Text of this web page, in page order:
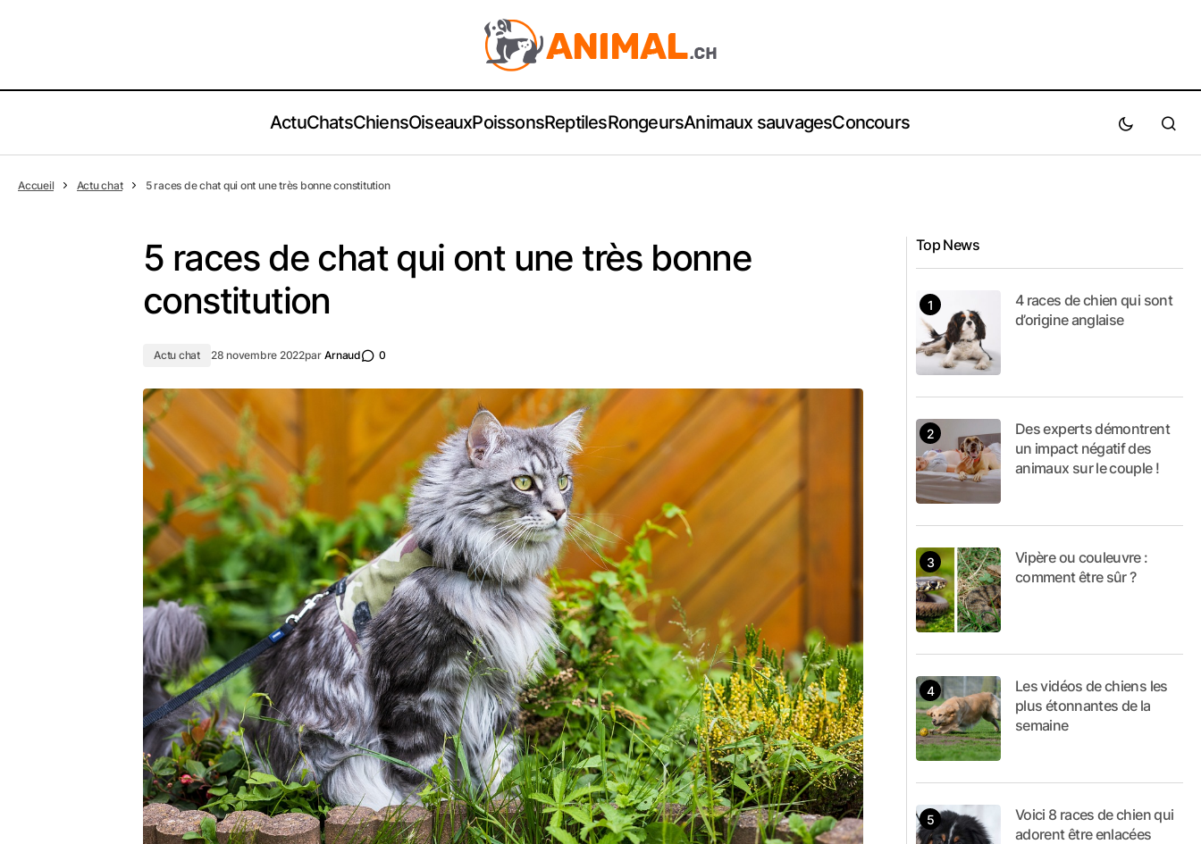
ActuChatsChiensOiseauxPoissonsReptilesRongeursAnimaux sauvagesConcours
Accueil Actu chat 5 races de chat qui ont une très bonne constitution
5 races de chat qui ont une très bonne
constitution
Actu chat 28 novembre 2022par Arnaud 0
Top News
4 races de chien qui sont
d’origine anglaise
Des experts démontrent
un impact négatif des
animaux sur le couple !
Vipère ou couleuvre :
comment être sûr ?
Les vidéos de chiens les
plus étonnantes de la
semaine
Voici 8 races de chien qui
adorent être enlacées